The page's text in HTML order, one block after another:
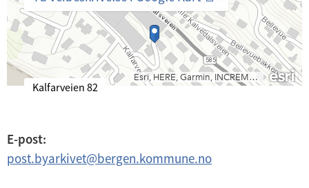
k
s
Kalfarveien 82
E-post:
post.byarkivet@bergen.kommune.no